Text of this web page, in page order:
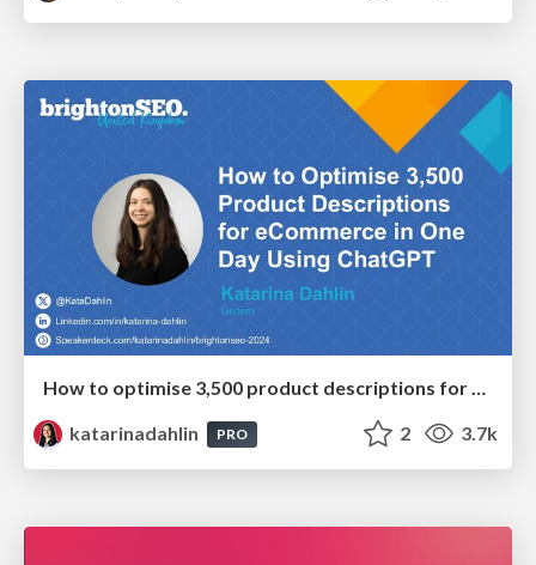
How to optimise 3,500 product descriptions for ecommerce in one day using ChatGPT
katarinadahlin
PRO 2 3.7k